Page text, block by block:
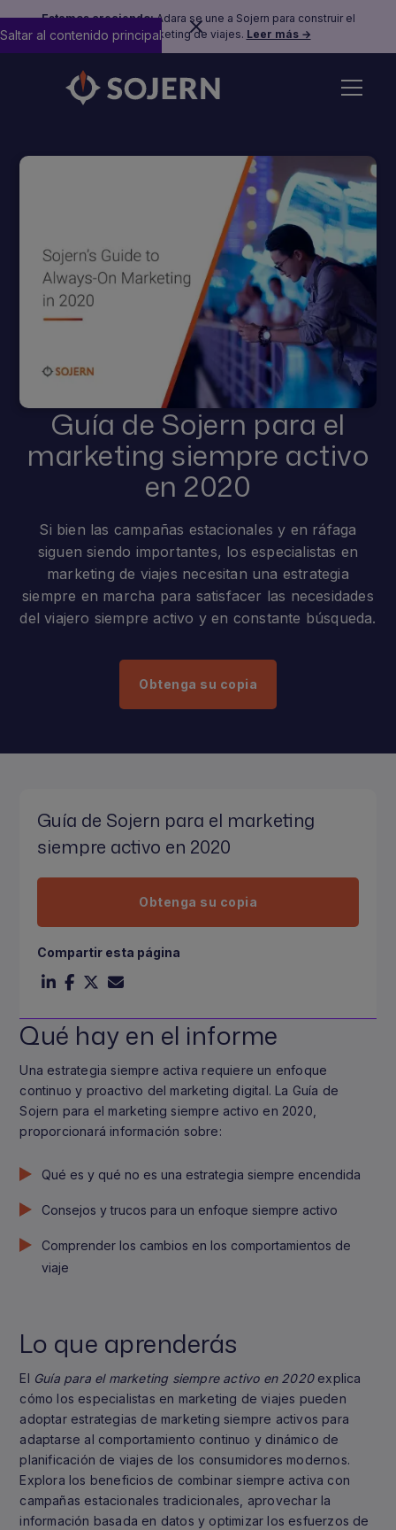
Estamos creciendo:Adara se une a Sojern para construir el
futuro del marketing de viajes. Leer más →
Saltar al contenido principal
Guía de Sojern para el
marketing siempre activo
en 2020
Si bien las campañas estacionales y en ráfaga
siguen siendo importantes, los especialistas en
marketing de viajes necesitan una estrategia
siempre en marcha para satisfacer las necesidades
del viajero siempre activo y en constante búsqueda.
Obtenga su copia
Qué hay en el informe
Una estrategia siempre activa requiere un enfoque
continuo y proactivo del marketing digital. La Guía de
Sojern para el marketing siempre activo en 2020,
proporcionará información sobre:
Qué es y qué no es una estrategia siempre encendida
Consejos y trucos para un enfoque siempre activo
Comprender los cambios en los comportamientos de
viaje
Lo que aprenderás
El Guía para el marketing siempre activo en 2020explica
cómo los especialistas en marketing de viajes pueden
adoptar estrategias de marketing siempre activos para
adaptarse al comportamiento continuo y dinámico de
planificación de viajes de los consumidores modernos.
Explora los beneficios de combinar siempre activa con
campañas estacionales tradicionales, aprovechar la
información basada en datos y optimizar los esfuerzos de
Guía de Sojern para el marketing
siempre activo en 2020
Obtenga su copia
Compartir esta página